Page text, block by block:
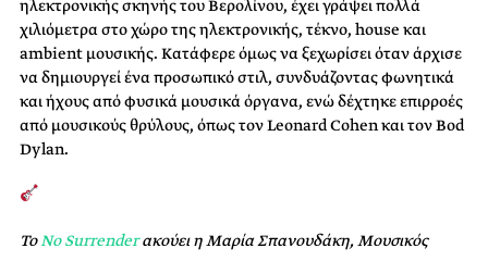
ηλεκτρονικής σκηνής του Βερολίνου, έχει γράψει πολλά
χιλιόμετρα στο χώρο της ηλεκτρονικής, τέκνο, house και
ambient μουσικής. Κατάφερε όμως να ξεχωρίσει όταν άρχισε
να δημιουργεί ένα προσωπικό στιλ, συνδυάζοντας φωνητικά
και ήχους από φυσικά μουσικά όργανα, ενώ δέχτηκε επιρροές
από μουσικούς θρύλους, όπως τον Leonard Cohen και τον Bod
Dylan.
ΤοNo Surrenderακούει η Μαρία Σπανουδάκη, Μουσικός